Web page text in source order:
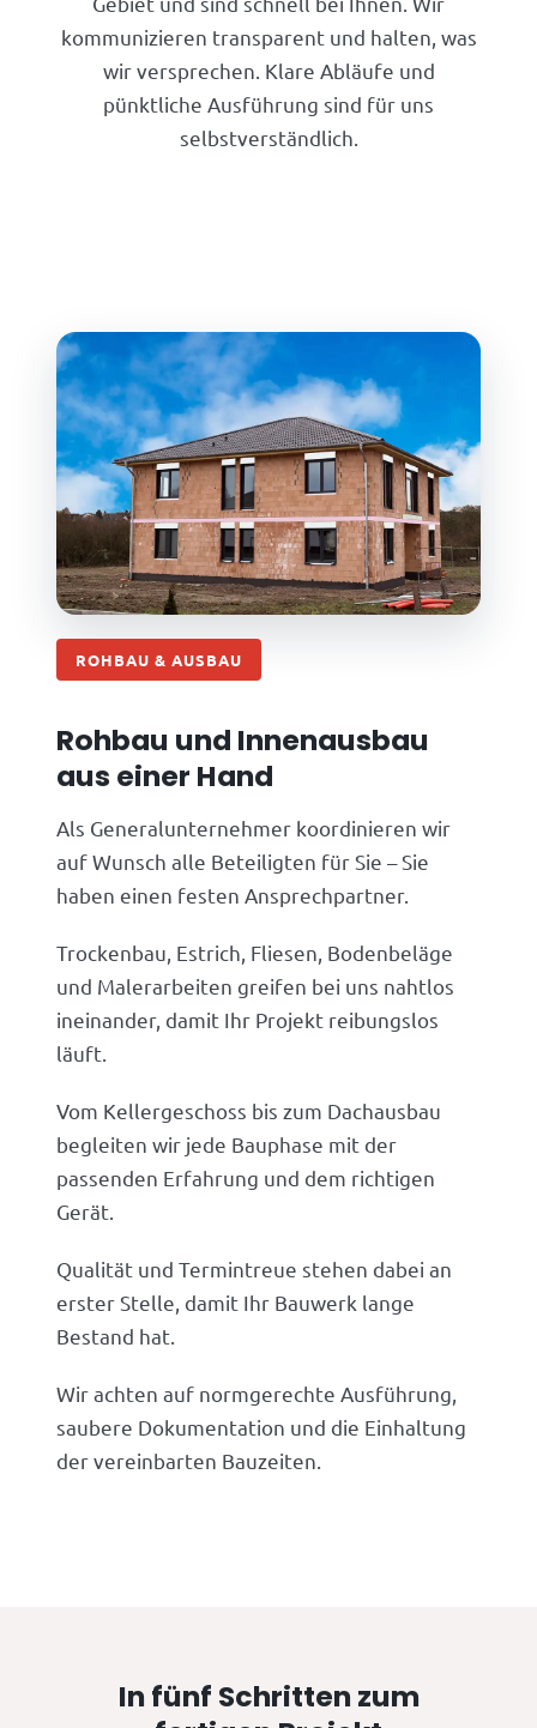
kommunizieren transparent und halten, was
wir versprechen. Klare Abläufe und
pünktliche Ausführung sind für uns
selbstverständlich.
ROHBAU & AUSBAU
Rohbau und Innenausbau
aus einer Hand
Als Generalunternehmer koordinieren wir
auf Wunsch alle Beteiligten für Sie – Sie
haben einen festen Ansprechpartner.
Trockenbau, Estrich, Fliesen, Bodenbeläge
und Malerarbeiten greifen bei uns nahtlos
ineinander, damit Ihr Projekt reibungslos
läuft.
Vom Kellergeschoss bis zum Dachausbau
begleiten wir jede Bauphase mit der
passenden Erfahrung und dem richtigen
Gerät.
Qualität und Termintreue stehen dabei an
erster Stelle, damit Ihr Bauwerk lange
Bestand hat.
Wir achten auf normgerechte Ausführung,
saubere Dokumentation und die Einhaltung
der vereinbarten Bauzeiten.
In fünf Schritten zum